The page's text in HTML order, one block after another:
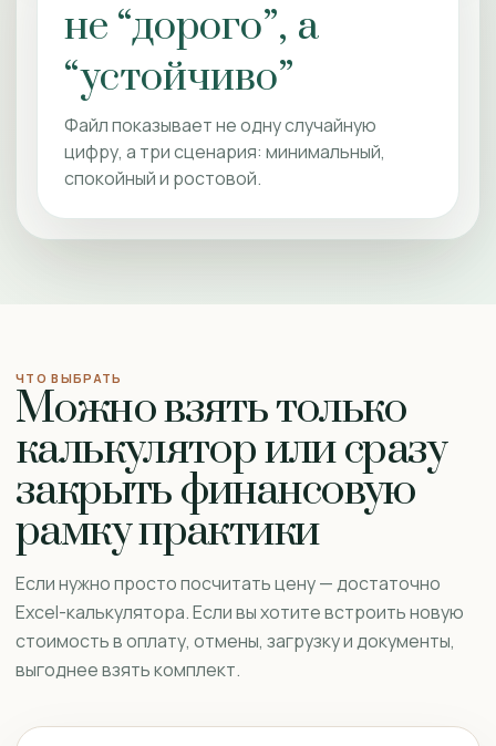
не “дорого”, а
“устойчиво”
Файл показывает не одну случайную
цифру, а три сценария: минимальный,
спокойный и ростовой.
ЧТО ВЫБРАТЬ
Можно взять только
калькулятор или сразу
закрыть финансовую
рамку практики
Если нужно просто посчитать цену — достаточно
Excel-калькулятора. Если вы хотите встроить новую
стоимость в оплату, отмены, загрузку и документы,
выгоднее взять комплект.